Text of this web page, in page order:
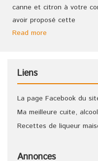
canne et citron à votre
avoir proposé cette
Read more
Liens
La page Facebook du
Ma meilleure cuite,
Recettes de liqueur
Annonces